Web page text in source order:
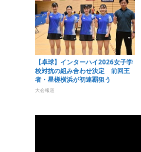
【卓球】インターハイ2026女子学
校対抗の組み合わせ決定 前回王
者・星槎横浜が初連覇狙う
大会報道